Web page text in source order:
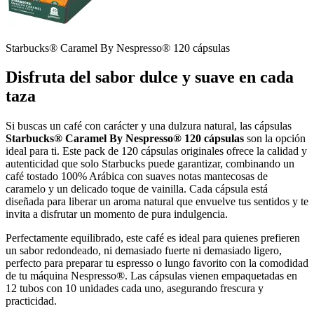
Starbucks® Caramel By Nespresso® 120 cápsulas
Disfruta del sabor dulce y suave en cada
taza
Si buscas un café con carácter y una dulzura natural, las cápsulas
Starbucks® Caramel By Nespresso® 120 cápsulas son la opción
ideal para ti. Este pack de 120 cápsulas originales ofrece la calidad y
autenticidad que solo Starbucks puede garantizar, combinando un
café tostado 100% Arábica con suaves notas mantecosas de
caramelo y un delicado toque de vainilla. Cada cápsula está
diseñada para liberar un aroma natural que envuelve tus sentidos y te
invita a disfrutar un momento de pura indulgencia.
Perfectamente equilibrado, este café es ideal para quienes prefieren
un sabor redondeado, ni demasiado fuerte ni demasiado ligero,
perfecto para preparar tu espresso o lungo favorito con la comodidad
de tu máquina Nespresso®. Las cápsulas vienen empaquetadas en
12 tubos con 10 unidades cada uno, asegurando frescura y
practicidad.